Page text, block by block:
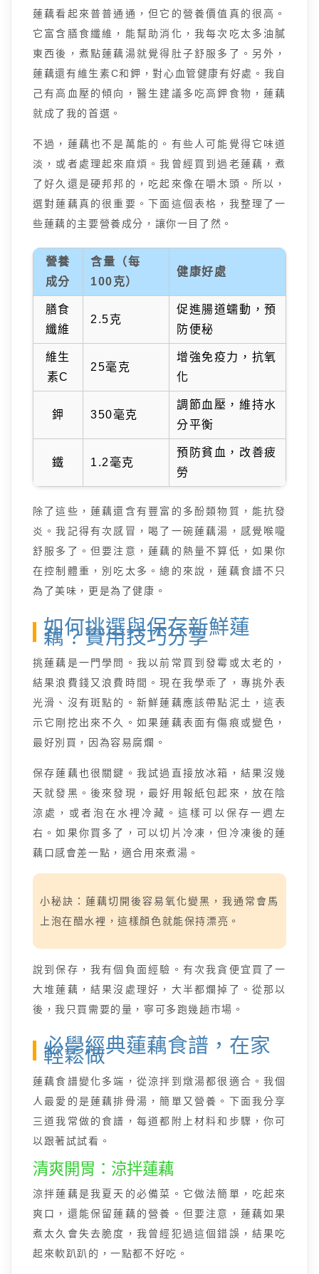
蓮藕看起來普普通通，但它的營養價值真的很高。
它富含膳食纖維，能幫助消化，我每次吃太多油膩
東西後，煮點蓮藕湯就覺得肚子舒服多了。另外，
蓮藕還有維生素C和鉀，對心血管健康有好處。我自
己有高血壓的傾向，醫生建議多吃高鉀食物，蓮藕
就成了我的首選。
不過，蓮藕也不是萬能的。有些人可能覺得它味道
淡，或者處理起來麻煩。我曾經買到過老蓮藕，煮
了好久還是硬邦邦的，吃起來像在嚼木頭。所以，
選對蓮藕真的很重要。下面這個表格，我整理了一
些蓮藕的主要營養成分，讓你一目了然。
營養
成分
含量（每
100克）
健康好處
膳食
纖維
2.5克
促進腸道蠕動，預
防便秘
維生
素C
25毫克
增強免疫力，抗氧
化
鉀 350毫克
調節血壓，維持水
分平衡
鐵 1.2毫克
預防貧血，改善疲
勞
除了這些，蓮藕還含有豐富的多酚類物質，能抗發
炎。我記得有次感冒，喝了一碗蓮藕湯，感覺喉嚨
舒服多了。但要注意，蓮藕的熱量不算低，如果你
在控制體重，別吃太多。總的來說，蓮藕食譜不只
為了美味，更是為了健康。
如何挑選與保存新鮮蓮
藕？實用技巧分享
挑蓮藕是一門學問。我以前常買到發霉或太老的，
結果浪費錢又浪費時間。現在我學乖了，專挑外表
光滑、沒有斑點的。新鮮蓮藕應該帶點泥土，這表
示它剛挖出來不久。如果蓮藕表面有傷痕或變色，
最好別買，因為容易腐爛。
保存蓮藕也很關鍵。我試過直接放冰箱，結果沒幾
天就發黑。後來發現，最好用報紙包起來，放在陰
涼處，或者泡在水裡冷藏。這樣可以保存一週左
右。如果你買多了，可以切片冷凍，但冷凍後的蓮
藕口感會差一點，適合用來煮湯。
小秘訣：蓮藕切開後容易氧化變黑，我通常會馬
上泡在醋水裡，這樣顏色就能保持漂亮。
說到保存，我有個負面經驗。有次我貪便宜買了一
大堆蓮藕，結果沒處理好，大半都爛掉了。從那以
後，我只買需要的量，寧可多跑幾趟市場。
必學經典蓮藕食譜，在家
輕鬆做
蓮藕食譜變化多端，從涼拌到燉湯都很適合。我個
人最愛的是蓮藕排骨湯，簡單又營養。下面我分享
三道我常做的食譜，每道都附上材料和步驟，你可
以跟著試試看。
清爽開胃：涼拌蓮藕
涼拌蓮藕是我夏天的必備菜。它做法簡單，吃起來
爽口，還能保留蓮藕的營養。但要注意，蓮藕如果
煮太久會失去脆度，我曾經犯過這個錯誤，結果吃
起來軟趴趴的，一點都不好吃。